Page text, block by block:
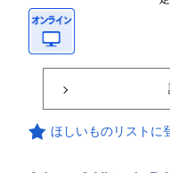
ほしいものリストに